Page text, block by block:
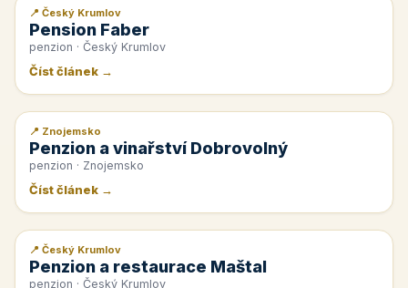
📰 PR článek
📍 Český Krumlov
Pension Faber
penzion · Český Krumlov
Číst článek →
📰 PR článek
📍 Znojemsko
Penzion a vinařství Dobrovolný
penzion · Znojemsko
Číst článek →
📰 PR článek
📍 Český Krumlov
Penzion a restaurace Maštal
penzion · Český Krumlov